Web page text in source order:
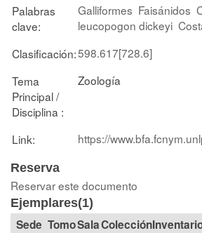
Palabras
clave:
Galliformes Faisánidos
leucopogon dickeyi
Clasificación:598.617[728.6]
Tema
Principal /
Disciplina :
Zoología
Link: https://
Reserva
Reservar este documento
Ejemplares(1)
TomoSalaColección